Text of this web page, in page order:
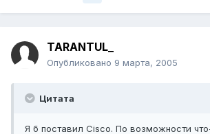
TARANTUL_
Опубликовано 9 марта, 2005
Цитата
Я б поставил Cisco. По возможности